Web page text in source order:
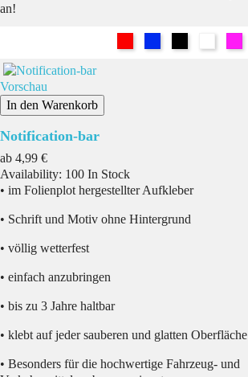
an!
Vorschau
In den Warenkorb
Notification-bar
ab Preis
4,99 €
Availability: 100 In Stock
• im Folienplot hergestellter Aufkleber
• Schrift und Motiv ohne Hintergrund
• völlig wetterfest
• einfach anzubringen
• bis zu 3 Jahre haltbar
• klebt auf jeder sauberen und glatten Oberfläche
• Besonders für die hochwertige Fahrzeug- und